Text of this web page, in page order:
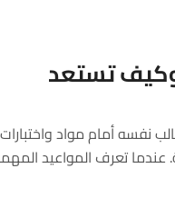
نفسه أمام مواد واختبارات
تعرف المواعيد